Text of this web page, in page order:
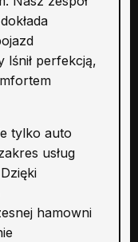
lśnił perfekcją,
tylko auto
usług
hamowni